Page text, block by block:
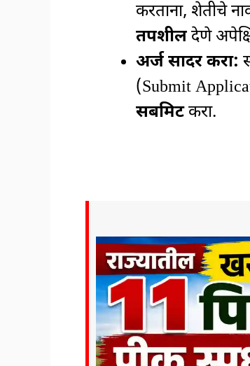
करताना, शेतीचे
तपशीलदेणे
अर्ज सादर करा:
(Submit
सबमिटकरा.